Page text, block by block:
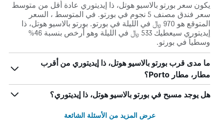
يكون سعر بورتو بالاسيو هوتل، ذا إيديتوري عادة أقل من متوسط ​​
سعر فندق مصنف 5 نجوم في بورتو. في المتوسط ، السعر
المتوقع هو 970 ﷼ في الليلة في بورتو. بورتو بالاسيو هوتل، ذا
إيديتوري سيعطيك 533 ﷼ في الليلة وهو أرخص بنسبة 46%
وسطياً في بورتو.
ما مدى قرب بورتو بالاسيو هوتل، ذا إيديتوري من أقرب
مطار، مطار Porto؟
هل يوجد مسبح في بورتو بالاسيو هوتل، ذا إيديتوري؟
عرض المزيد من الأسئلة الشائعة